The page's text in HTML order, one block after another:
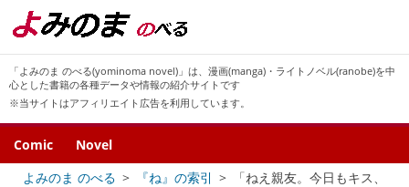
「よみのま のべる(yominoma novel)」は、漫画(manga)・ライトノベル(ranobe)を中
心とした書籍の各種データや情報の紹介サイトです
※当サイトはアフィリエイト広告を利用しています。
Comic
Novel
よみのま のべる
『ね』の索引
「ねえ親友。今日もキス、